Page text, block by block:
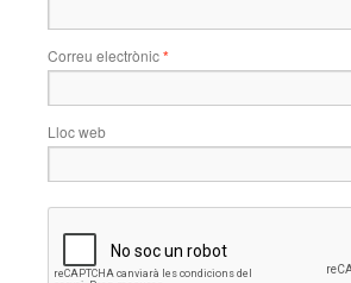
Correu electrònic*
Lloc web